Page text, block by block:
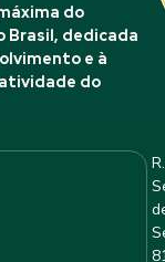
do
Brasil, dedicada
e à
do
R.